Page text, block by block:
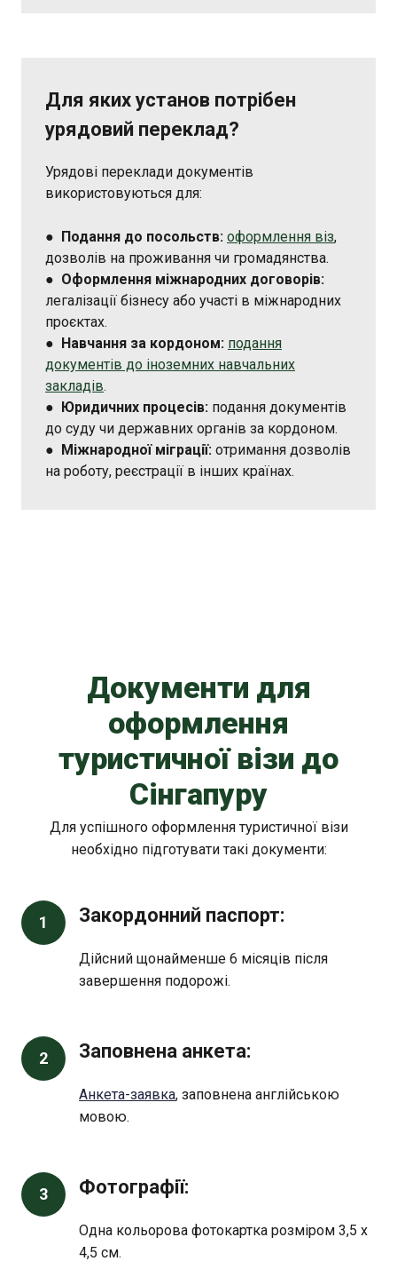
Для яких установ потрібен
урядовий переклад?
Урядові переклади документів
використовуються для:
● Подання до посольств: оформлення віз,
дозволів на проживання чи громадянства.
● Оформлення міжнародних договорів:
легалізації бізнесу або участі в міжнародних
проєктах.
●
Навчання за кордоном: подання
документів до іноземних навчальних
закладів.
●
Юридичних процесів: подання документів
до суду чи державних органів за кордоном.
●
Міжнародної міграції: отримання дозволів
на роботу, реєстрації в інших країнах.
Документи для
оформлення
туристичної візи до
Сінгапуру
Для успішного оформлення туристичної візи
необхідно підготувати такі документи:
1 Закордонний паспорт:
Дійсний щонайменше 6 місяців після
завершення подорожі.
2 Заповнена анкета:
Анкета-заявка, заповнена англійською
мовою.
3 Фотографії:
Одна кольорова фотокартка розміром 3,5 х
4,5 см.